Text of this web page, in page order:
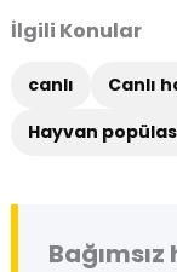
İlgili Konular
canlı Canlı
Hayvan